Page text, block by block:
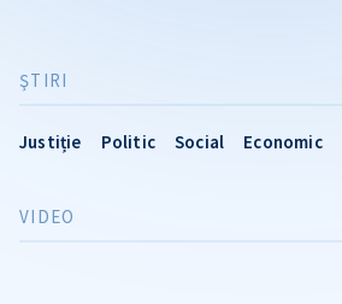
ŞTIRI
Justiție Politic Social Economic
VIDEO